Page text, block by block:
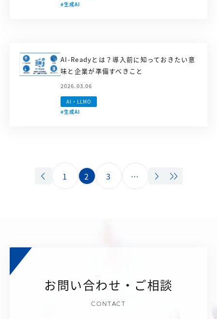
#生成AI
AI-Readyとは？導入前に知っておきたい意
味と企業が準備すべきこと
2026.03.06
AI・LLMO
#生成AI
1 2 3 …
お問い合わせ・ご相談
CONTACT